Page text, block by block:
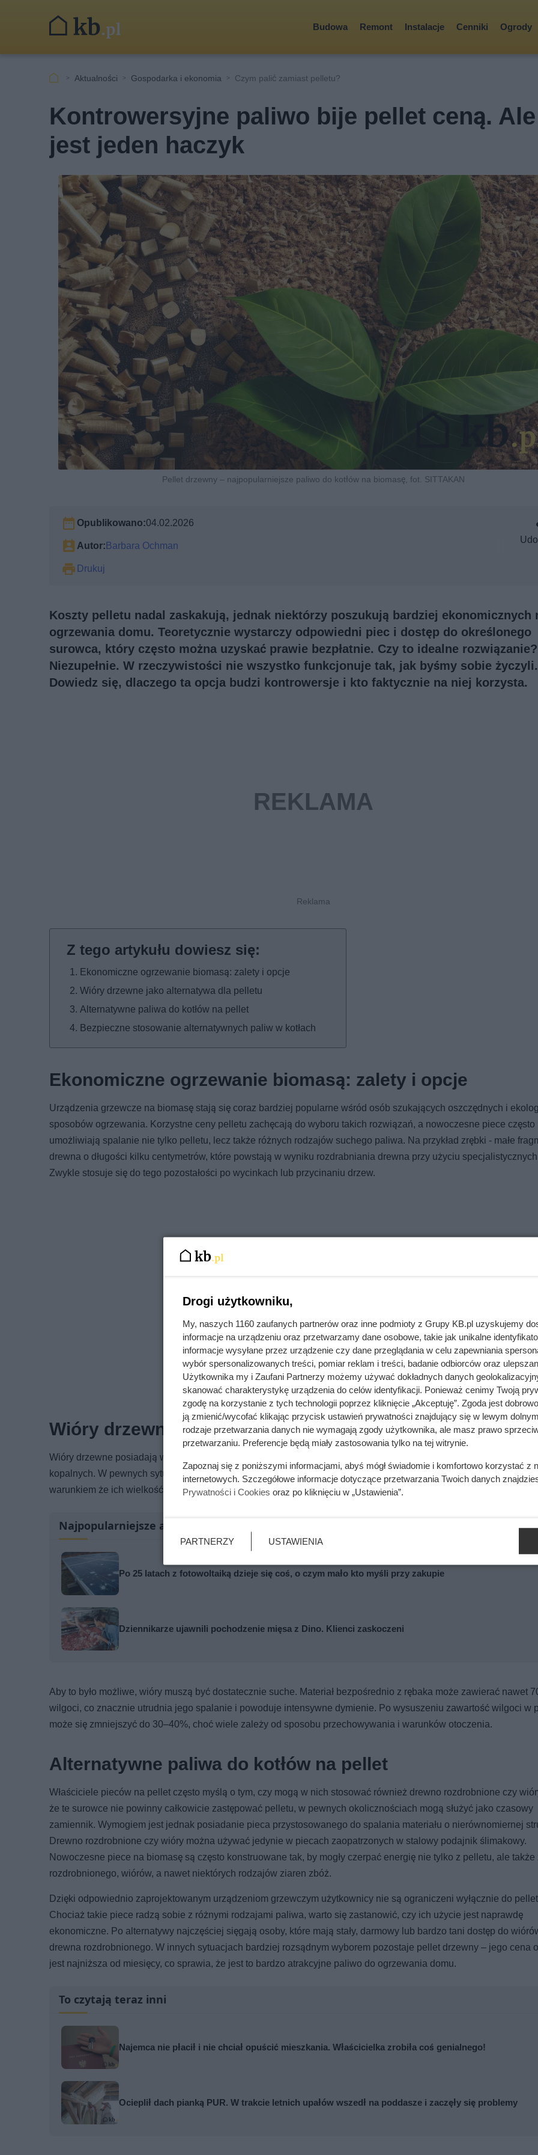
Budowa Remont Instalacje Cenniki Ogrody
Aktualności Gospodarka i ekonomia Czym palić zamiast pelletu?
Kontrowersyjne paliwo bije pellet ceną. Ale
jest jeden haczyk
Pellet drzewny – najpopularniejsze paliwo do kotłów na biomasę, fot. SITTAKAN
Opublikowano:04.02.2026
Autor: Barbara Ochman
Drukuj
Koszty pelletu nadal zaskakują, jednak niektórzy poszukują bardziej ekonomicznych
ogrzewania domu. Teoretycznie wystarczy odpowiedni piec i dostęp do określonego
surowca, który często można uzyskać prawie bezpłatnie. Czy to idealne rozwiązanie?
Niezupełnie. W rzeczywistości nie wszystko funkcjonuje tak, jak byśmy sobie życzyli.
Dowiedz się, dlaczego ta opcja budzi kontrowersje i kto faktycznie na niej korzysta.
Ekonomiczne ogrzewanie biomasą: zalety i opcje
Wióry drzewne jako alternatywa dla pelletu
Alternatywne paliwa do kotłów na pellet
Bezpieczne stosowanie alternatywnych paliw w kotłach
Ekonomiczne ogrzewanie biomasą: zalety i opcje
Urządzenia grzewcze na biomasę stają się coraz bardziej popularne wśród osób szukających oszczędnych i
sposobów ogrzewania. Korzystne ceny pelletu zachęcają do wyboru takich rozwiązań, a nowoczesne piece często
umożliwiają spalanie nie tylko pelletu, lecz także różnych rodzajów suchego paliwa. Na przykład zrębki - małe
drewna o długości kilku centymetrów, które powstają w wyniku rozdrabniania drewna przy użyciu
Zwykle stosuje się do tego pozostałości po wycinkach lub przycinaniu drzew.
Wióry drzewne jako alternatywa dla pelletu
Wióry drzewne posiadają wartość opałową w przedziale 10–18 MJ/kg, co czyni je atrakcyjną alternatywą dla paliw
kopalnych. W pewnych sytuacjach – zwłaszcza przy mniejszych rozmiarach – mogą one efektywnie zastąpić
warunkiem że ich wielkość jest dostosowana do standardowych podajników używanych w kotłach na biomasę.
Najpopularniejsze artykuły
Po 25 latach z fotowoltaiką dzieje się coś, o czym mało kto myśli przy zakupie
Dziennikarze ujawnili pochodzenie mięsa z Dino. Klienci zaskoczeni
Aby to było możliwe, wióry muszą być dostatecznie suche. Materiał bezpośrednio z rębaka może zawierać nawet
wilgoci, co znacznie utrudnia jego spalanie i powoduje intensywne dymienie. Po wysuszeniu zawartość wilgoci w
może się zmniejszyć do 30–40%, choć wiele zależy od sposobu przechowywania i warunków otoczenia.
Alternatywne paliwa do kotłów na pellet
Właściciele pieców na pellet często myślą o tym, czy mogą w nich stosować również drewno rozdrobnione czy
że te surowce nie powinny całkowicie zastępować pelletu, w pewnych okolicznościach mogą służyć jako czasowy
zamiennik. Wymogiem jest jednak posiadanie pieca przystosowanego do spalania materiału o nierównomiernej
Drewno rozdrobnione czy wióry można używać jedynie w piecach zaopatrzonych w stalowy podajnik ślimakowy.
Nowoczesne piece na biomasę są często konstruowane tak, by mogły czerpać energię nie tylko z pelletu, ale
rozdrobnionego, wiórów, a nawet niektórych rodzajów ziaren zbóż.
Dzięki odpowiednio zaprojektowanym urządzeniom grzewczym użytkownicy nie są ograniczeni wyłącznie do
Chociaż takie piece radzą sobie z różnymi rodzajami paliwa, warto się zastanowić, czy ich użycie jest naprawdę
ekonomiczne. Po alternatywy najczęściej sięgają osoby, które mają stały, darmowy lub bardzo tani dostęp do
drewna rozdrobnionego. W innych sytuacjach bardziej rozsądnym wyborem pozostaje pellet drzewny – jego cena
jest najniższa od miesięcy, co sprawia, że jest to bardzo atrakcyjne paliwo do ogrzewania domu.
To czytają teraz inni
Najemca nie płacił i nie chciał opuścić mieszkania. Właścicielka zrobiła coś genialnego!
Ocieplił dach pianką PUR. W trakcie letnich upałów wszedł na poddasze i zaczęły się problemy
Drogi użytkowniku,
My, naszych 1160 zaufanych partnerów oraz inne podmioty z Grupy KB.pl uzyskujemy
informacje na urządzeniu oraz przetwarzamy dane osobowe, takie jak unikalne
informacje wysyłane przez urządzenie czy dane przeglądania w celu zapewniania
wybór spersonalizowanych treści, pomiar reklam i treści, badanie odbiorców oraz
Użytkownika my i Zaufani Partnerzy możemy używać dokładnych danych
skanować charakterystykę urządzenia do celów identyfikacji. Ponieważ cenimy Twoją
zgodę na korzystanie z tych technologii poprzez kliknięcie „Akceptuję”. Zgoda jest
ją zmienić/wycofać klikając przycisk ustawień prywatności znajdujący się w lewym
rodzaje przetwarzania danych nie wymagają zgody użytkownika, ale masz prawo
przetwarzaniu. Preferencje będą miały zastosowania tylko na tej witrynie.
Zapoznaj się z poniższymi informacjami, abyś mógł świadomie i komfortowo korzystać z
internetowych. Szczegółowe informacje dotyczące przetwarzania Twoich danych
Prywatności i Cookies oraz po kliknięciu w „Ustawienia”.
PARTNERZY USTAWIENIA